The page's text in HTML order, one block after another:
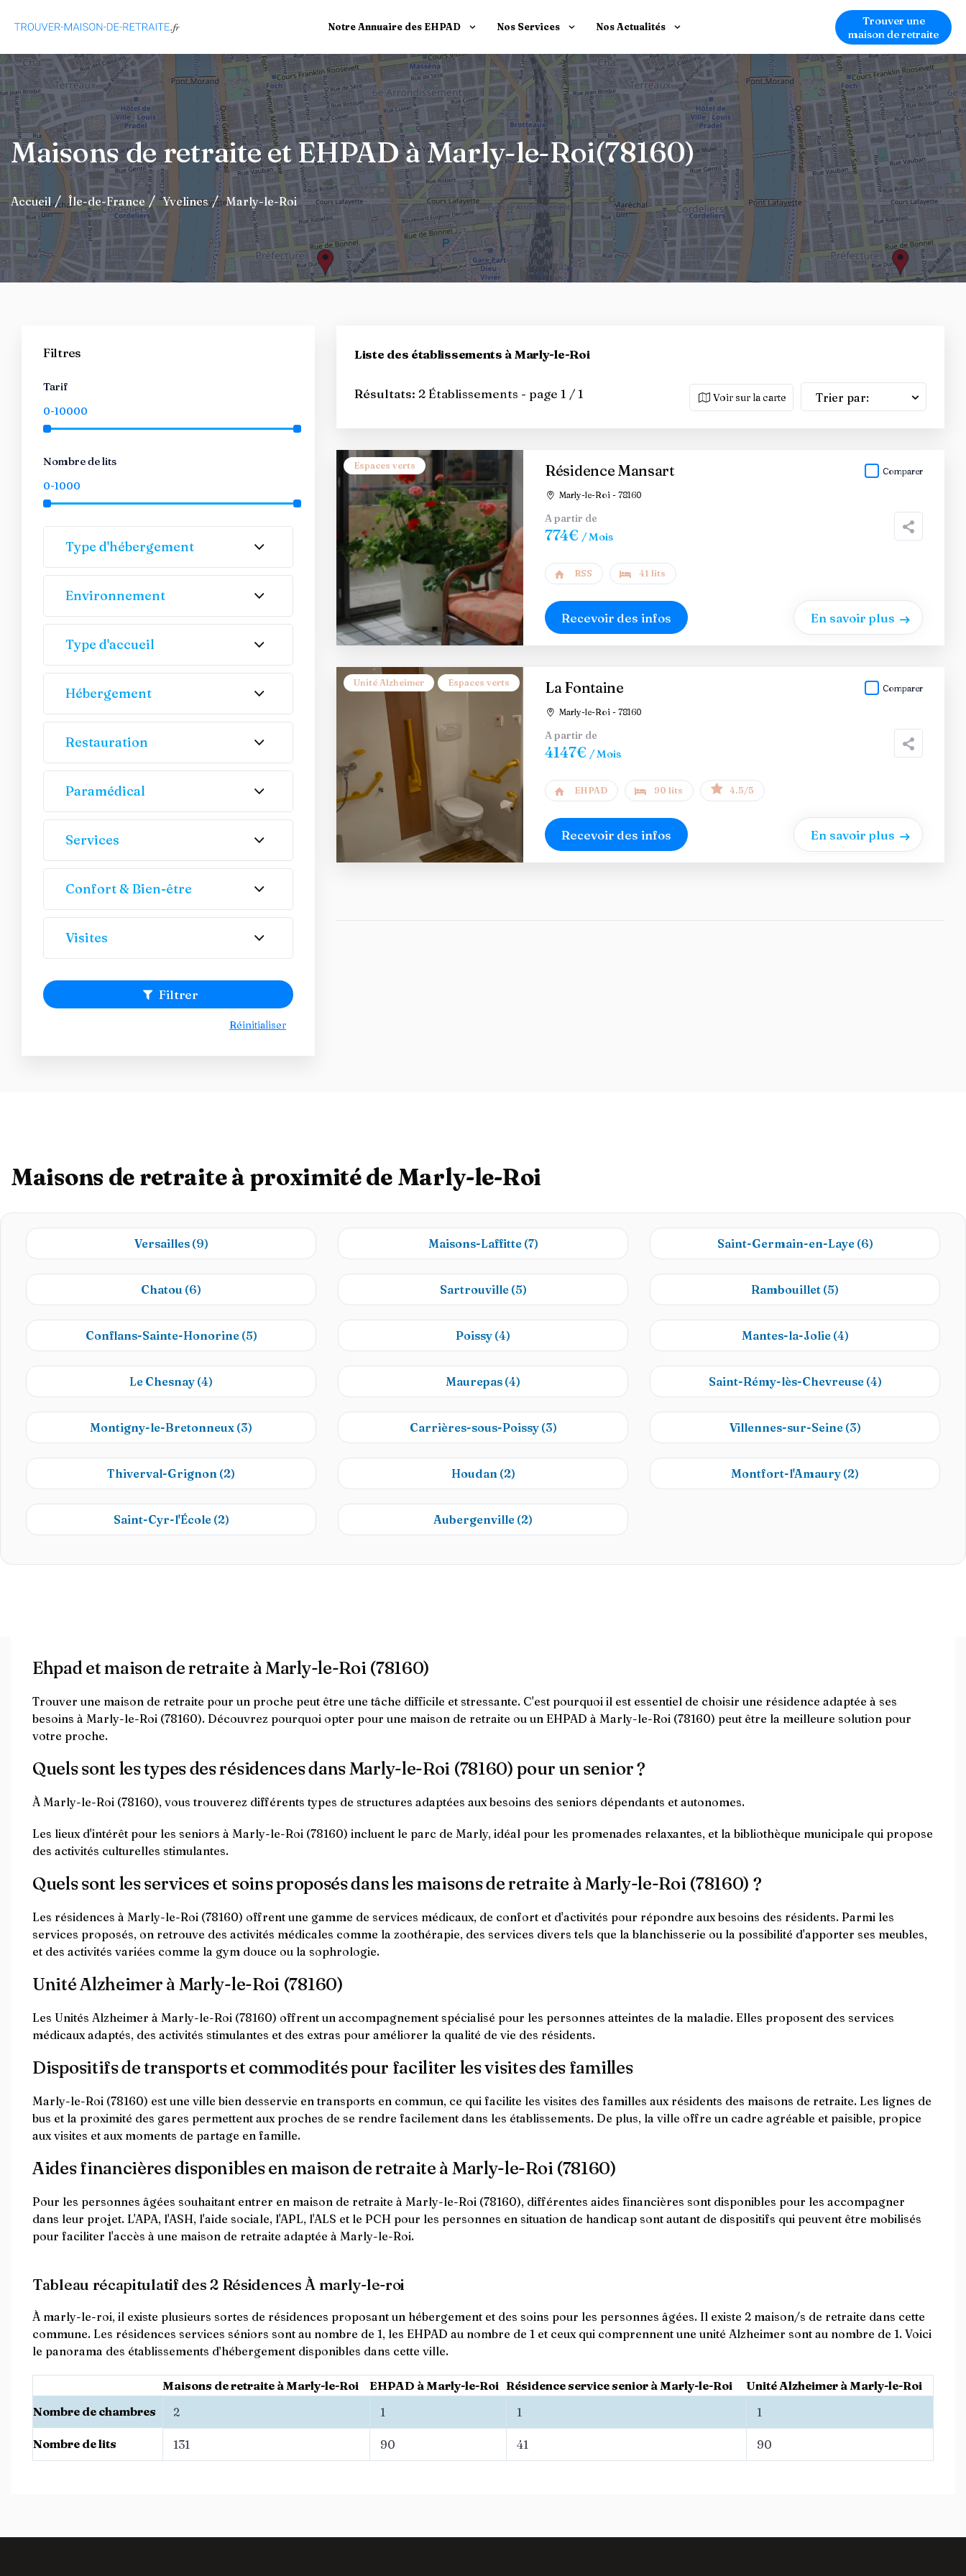
Notre Annuaire des EHPAD Nos Services Nos Actualités
Trouver une
maison de retraite
Maisons de retraite et EHPAD à Marly-le-Roi(78160)
Accueil Île-de-France Yvelines Marly-le-Roi
Liste des établissements à Marly-le-Roi
Résultats: 2 Établissements - page 1 / 1 Voir sur la carte Trier par:
Espaces verts Résidence Mansart
Marly-le-Roi - 78160
Comparer
A partir de
774€ / Mois
RSS 41 lits
Recevoir des infos En savoir plus
Unité Alzheimer Espaces verts La Fontaine
Marly-le-Roi - 78160
Comparer
A partir de
4147€ / Mois
EHPAD 90 lits 4.5/5
Recevoir des infos En savoir plus
Filtres
Tarif
Nombre de lits
Type d'hébergement
Environnement
Type d'accueil
Hébergement
Restauration
Paramédical
Services
Confort & Bien-être
Visites
Filtrer
Réinitialiser
Maisons de retraite à proximité de Marly-le-Roi
Versailles (9) Maisons-Laffitte (7) Saint-Germain-en-Laye (6)
Chatou (6) Sartrouville (5) Rambouillet (5)
Conflans-Sainte-Honorine (5) Poissy (4) Mantes-la-Jolie (4)
Le Chesnay (4) Maurepas (4) Saint-Rémy-lès-Chevreuse (4)
Montigny-le-Bretonneux (3) Carrières-sous-Poissy (3) Villennes-sur-Seine (3)
Thiverval-Grignon (2) Houdan (2) Montfort-l'Amaury (2)
Saint-Cyr-l'École (2) Aubergenville (2)
Ehpad et maison de retraite à Marly-le-Roi (78160)
Trouver une maison de retraite pour un proche peut être une tâche difficile et stressante. C'est pourquoi il est essentiel de choisir une résidence adaptée à ses
besoins à Marly-le-Roi (78160). Découvrez pourquoi opter pour une maison de retraite ou un EHPAD à Marly-le-Roi (78160) peut être la meilleure solution pour
votre proche.
Quels sont les types des résidences dans Marly-le-Roi (78160) pour un senior ?
À Marly-le-Roi (78160), vous trouverez différents types de structures adaptées aux besoins des seniors dépendants et autonomes.
Les lieux d'intérêt pour les seniors à Marly-le-Roi (78160) incluent le parc de Marly, idéal pour les promenades relaxantes, et la bibliothèque municipale qui propose
des activités culturelles stimulantes.
Quels sont les services et soins proposés dans les maisons de retraite à Marly-le-Roi (78160) ?
Les résidences à Marly-le-Roi (78160) offrent une gamme de services médicaux, de confort et d'activités pour répondre aux besoins des résidents. Parmi les
services proposés, on retrouve des activités médicales comme la zoothérapie, des services divers tels que la blanchisserie ou la possibilité d'apporter ses meubles,
et des activités variées comme la gym douce ou la sophrologie.
Unité Alzheimer à Marly-le-Roi (78160)
Les Unités Alzheimer à Marly-le-Roi (78160) offrent un accompagnement spécialisé pour les personnes atteintes de la maladie. Elles proposent des services
médicaux adaptés, des activités stimulantes et des extras pour améliorer la qualité de vie des résidents.
Dispositifs de transports et commodités pour faciliter les visites des familles
Marly-le-Roi (78160) est une ville bien desservie en transports en commun, ce qui facilite les visites des familles aux résidents des maisons de retraite. Les lignes de
bus et la proximité des gares permettent aux proches de se rendre facilement dans les établissements. De plus, la ville offre un cadre agréable et paisible, propice
aux visites et aux moments de partage en famille.
Aides financières disponibles en maison de retraite à Marly-le-Roi (78160)
Pour les personnes âgées souhaitant entrer en maison de retraite à Marly-le-Roi (78160), différentes aides financières sont disponibles pour les accompagner
dans leur projet. L'APA, l'ASH, l'aide sociale, l'APL, l'ALS et le PCH pour les personnes en situation de handicap sont autant de dispositifs qui peuvent être mobilisés
pour faciliter l'accès à une maison de retraite adaptée à Marly-le-Roi.
Tableau récapitulatif des 2 Résidences À marly-le-roi
À marly-le-roi, il existe plusieurs sortes de résidences proposant un hébergement et des soins pour les personnes âgées. Il existe 2 maison/s de retraite dans cette
commune. Les résidences services séniors sont au nombre de 1, les EHPAD au nombre de 1 et ceux qui comprennent une unité Alzheimer sont au nombre de 1. Voici
le panorama des établissements d’hébergement disponibles dans cette ville.
Maisons de retraite à Marly-le-Roi EHPAD à Marly-le-Roi Résidence service senior à Marly-le-Roi
Unité Alzheimer à Marly-le-Roi
Nombre de chambres
2 1 1 1
Nombre de lits 131 90 41 90